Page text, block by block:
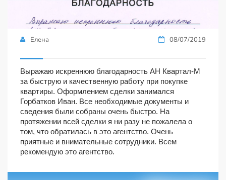
Елена 08/07/2019
Выражаю искреннюю благодарность АН Квартал-М
за быструю и качественную работу при покупке
квартиры. Оформлением сделки занимался
Горбатков Иван. Все необходимые документы и
сведения были собраны очень быстро. На
протяжении всей сделки я ни разу не пожалела о
том, что обратилась в это агентство. Очень
приятные и внимательные сотрудники. Всем
рекомендую это агентство.